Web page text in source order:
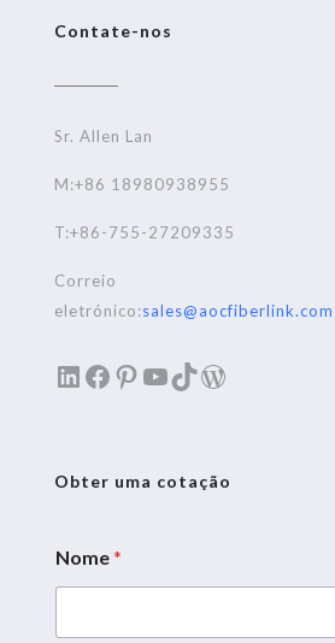
Contate-nos
Sr. Allen Lan
M:+86 18980938955
T:+86-755-27209335
Correio
eletrónico:sales@aocfiberlink.com
LinkedIn
Facebook
Pinterest
YouTube
TikTok
WordPress
Obter uma cotação
Nome*